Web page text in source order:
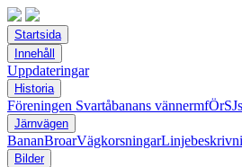
Startsida
Innehåll
Uppdateringar
Historia
Föreningen Svartåbanans vänner
Järnvägen
BananBroarVägkorsningar
Bilder